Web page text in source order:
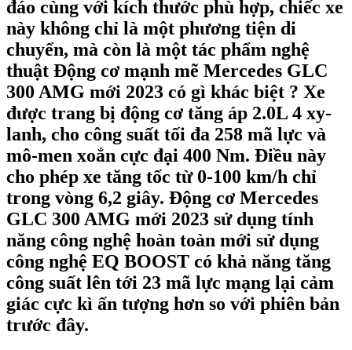
đáo cùng với kích thước phù hợp, chiếc xe
này không chỉ là một phương tiện di
chuyển, mà còn là một tác phẩm nghệ
thuật Động cơ mạnh mẽ Mercedes GLC
300 AMG mới 2023 có gì khác biệt ? Xe
được trang bị động cơ tăng áp 2.0L 4 xy-
lanh, cho công suất tối đa 258 mã lực và
mô-men xoắn cực đại 400 Nm. Điều này
cho phép xe tăng tốc từ 0-100 km/h chỉ
trong vòng 6,2 giây. Động cơ Mercedes
GLC 300 AMG mới 2023 sử dụng tính
năng công nghệ hoàn toàn mới sử dụng
công nghệ EQ BOOST có khả năng tăng
công suất lên tới 23 mã lực mạng lại cảm
giác cực kì ấn tượng hơn so với phiên bản
trước đây.